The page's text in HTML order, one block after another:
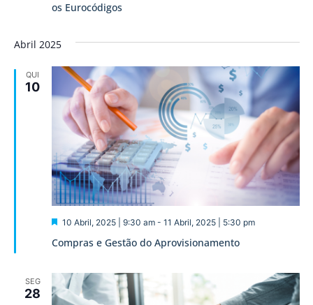
os Eurocódigos
Abril 2025
QUI
10
Compras e Gestão do Aprovisionamento
Destaque
10 Abril, 2025 | 9:30 am- 11 Abril, 2025 | 5:30 pm
SEG
28